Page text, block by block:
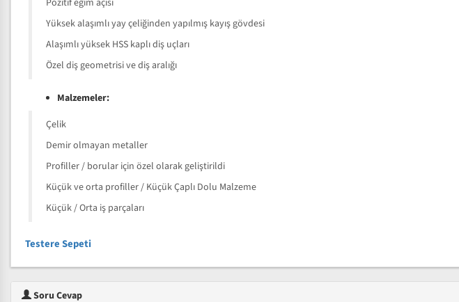
Pozitif eğim açısı
Yüksek alaşımlı yay çeliğinden yapılmış kayış gövdesi
Alaşımlı yüksek HSS kaplı diş uçları
Özel diş geometrisi ve diş aralığı
Malzemeler:
Çelik
Demir olmayan metaller
Profiller / borular için özel olarak geliştirildi
Küçük ve orta profiller / Küçük Çaplı Dolu Malzeme
Küçük / Orta iş parçaları
Testere Sepeti
Soru Cevap